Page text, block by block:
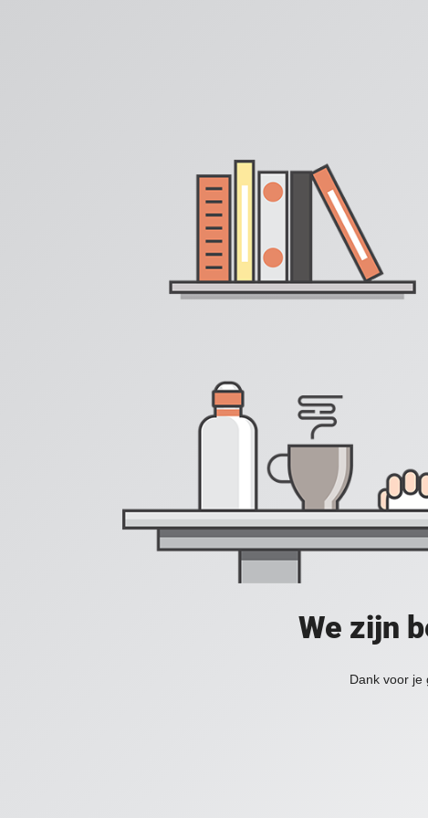
We zijn
Dank voor je